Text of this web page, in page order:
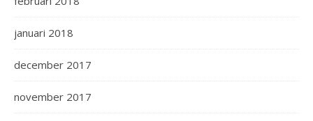
januari 2018
december 2017
november 2017